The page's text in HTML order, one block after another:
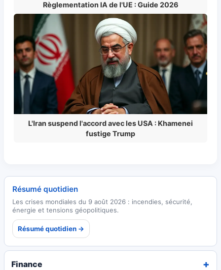
Règlementation IA de l'UE : Guide 2026
L'Iran suspend l'accord avec les USA : Khamenei
fustige Trump
Résumé quotidien
Les crises mondiales du 9 août 2026 : incendies, sécurité,
énergie et tensions géopolitiques.
Résumé quotidien →
Finance